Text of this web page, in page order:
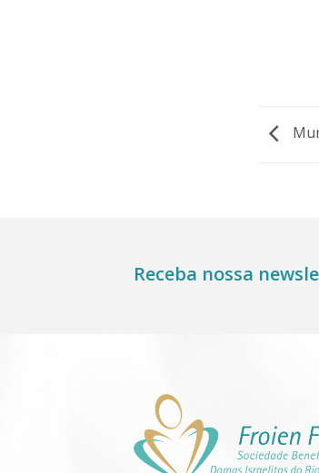
Receba nossa